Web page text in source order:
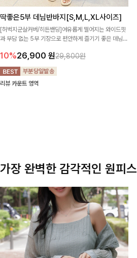
딱좋은5부 데님반바지[S,M,L,XL사이즈]
[허벅지군살커버/히든밴딩]여유롭게 떨어지는 와이드핏
과 부담 없는 5부 기장으로 편안하게 즐기기 좋은 데님
디한 무드로 연출
10%26,900 원29,800원
리뷰 카운트 영역
가장 완벽한 감각적인 원피스